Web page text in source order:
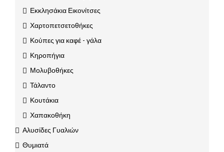
Εκκλησάκια Εικονίτσες
Χαρτοπετσετοθήκες
Κούπες για καφέ - γάλα
Κηροπήγια
Μολυβοθήκες
Τάλαντο
Κουτάκια
Χαπακοθήκη
Αλυσίδες Γυαλιών
Θυμιατά